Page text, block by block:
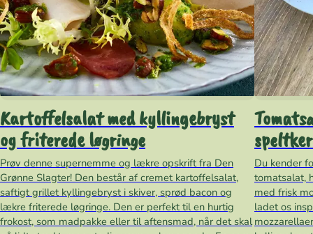
Kartoffelsalat med kyllingebryst
og friterede løgringe
Prøv denne supernemme og lækre opskrift fra Den
Grønne Slagter! Den består af cremet kartoffelsalat,
saftigt grillet kyllingebryst i skiver, sprød bacon og
lækre friterede løgringe. Den er perfekt til en hurtig
frokost, som madpakke eller til aftensmad, når det skal
Du kender
tomatsalat,
med frisk
ladet os